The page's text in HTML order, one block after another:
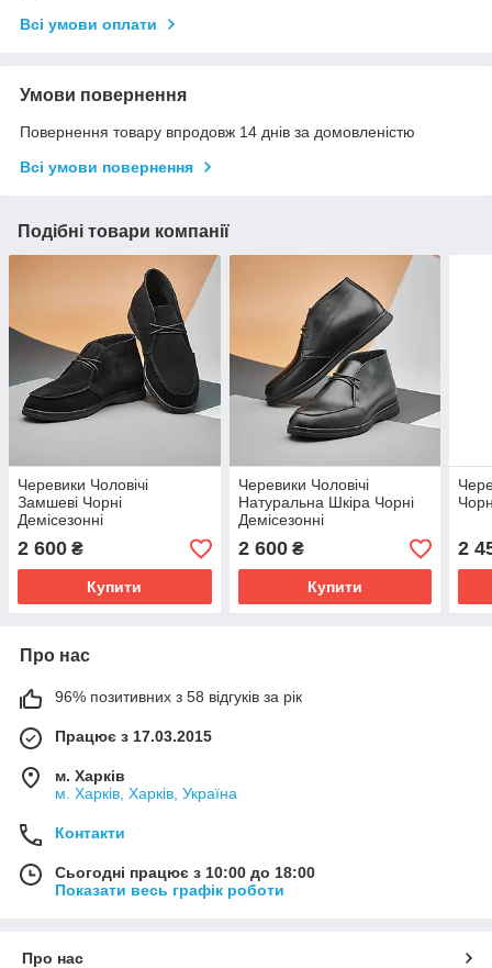
Всі умови оплати
Умови повернення
Повернення товару впродовж 14 днів за домовленістю
Всі умови повернення
Подібні товари компанії
Черевики Чоловічі
Замшеві Чорні
Демісезонні
2 600 ₴
Купити
Черевики Чоловічі
Натуральна Шкіра Чорні
Демісезонні
2 600₴
Купити
2
Про нас
96% позитивних з 58 відгуків за рік
Працює з 17.03.2015
м. Харків
м. Харків, Харків, Україна
Контакти
Сьогодні працює з 10:00 до 18:00
Показати весь графік роботи
Про нас